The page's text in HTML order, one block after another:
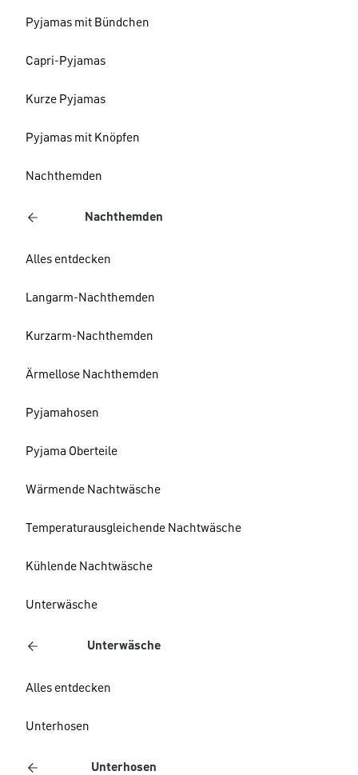
Pyjamas mit Bündchen
Capri-Pyjamas
Kurze Pyjamas
Pyjamas mit Knöpfen
Nachthemden
Nachthemden
Alles entdecken
Langarm-Nachthemden
Kurzarm-Nachthemden
Ärmellose Nachthemden
Pyjamahosen
Pyjama Oberteile
Wärmende Nachtwäsche
Temperaturausgleichende Nachtwäsche
Kühlende Nachtwäsche
Unterwäsche
Unterwäsche
Alles entdecken
Unterhosen
Unterhosen